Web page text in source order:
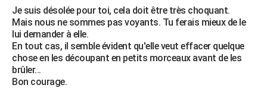
S'inscrire
Se connecter
Lycées
Collèges
Primaires
Universités
Entreprises
Service militaire
Avis de recherche
AVIS DE DÉCÈS
FORUM
Bricolage
Lifestyle
Culture
Sport
Auto
Television
Voyage
Cinema
Je suis désolée pour toi, cela doit être très choquant.
Mais nous ne sommes pas voyants. Tu ferais mieux de le
lui demander à elle.
En tout cas, il semble évident qu'elle veut effacer quelque
chose en les découpant en petits morceaux avant de les
brûler...
Bon courage.